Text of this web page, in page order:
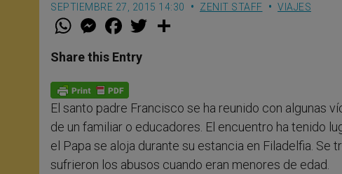
SEPTIEMBRE 27, 2015 14:30 ZENIT STAFF VIAJES
W
t
s
p
p
M
e
s
e
g
e
r
F
a
e
b
o
k
w
Share this Entry
El santo padre Francisco se ha reunido con algunas
de un familiar o educadores. El encuentro ha tenido
el Papa se aloja durante su estancia en Filadelfia.
sufrieron los abusos cuando eran menores de edad.